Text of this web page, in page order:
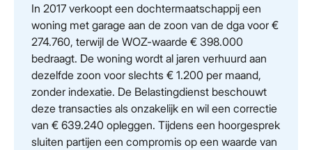
In 2017 verkoopt een dochtermaatschappij een
woning met garage aan de zoon van de dga voor €
274.760, terwijl de WOZ-waarde € 398.000
bedraagt. De woning wordt al jaren verhuurd aan
dezelfde zoon voor slechts € 1.200 per maand,
zonder indexatie. De Belastingdienst beschouwt
deze transacties als onzakelijk en wil een correctie
van € 639.240 opleggen. Tijdens een hoorgesprek
sluiten partijen een compromis op een waarde van